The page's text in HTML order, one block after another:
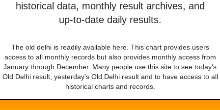
historical data, monthly result archives, and
up-to-date daily results.
The old delhi is readily available here. This chart provides users
access to all monthly records but also provides monthly access from
January through December. Many people use this site to see today's
Old Delhi result, yesterday's Old Delhi result and to have access to all
historical charts and records.